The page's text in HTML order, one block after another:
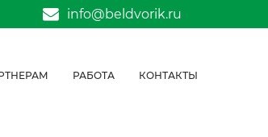
info@beldvorik.ru
РАБОТА КОНТАКТЫ